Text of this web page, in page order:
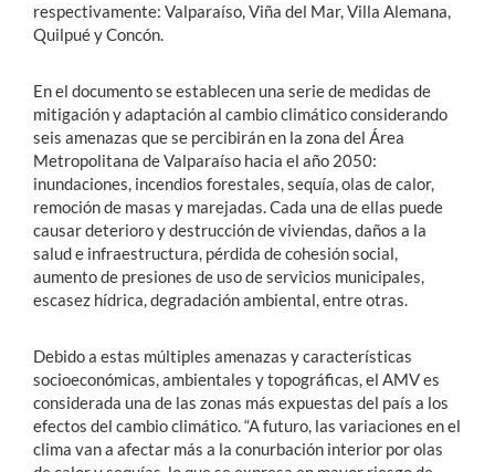
respectivamente: Valparaíso, Viña del Mar, Villa Alemana,
Quilpué y Concón.
En el documento se establecen una serie de medidas de
mitigación y adaptación al cambio climático considerando
seis amenazas que se percibirán en la zona del Área
Metropolitana de Valparaíso hacia el año 2050:
inundaciones, incendios forestales, sequía, olas de calor,
remoción de masas y marejadas. Cada una de ellas puede
causar deterioro y destrucción de viviendas, daños a la
salud e infraestructura, pérdida de cohesión social,
aumento de presiones de uso de servicios municipales,
escasez hídrica, degradación ambiental, entre otras.
Debido a estas múltiples amenazas y características
socioeconómicas, ambientales y topográficas, el AMV es
considerada una de las zonas más expuestas del país a los
efectos del cambio climático. “A futuro, las variaciones en el
clima van a afectar más a la conurbación interior por olas